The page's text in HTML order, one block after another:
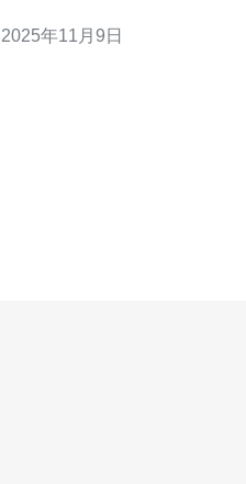
安全建议，帮助您找到最佳、
2025年11月9日